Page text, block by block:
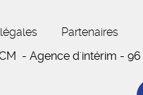
Partenaires
- Agence d'intérim -